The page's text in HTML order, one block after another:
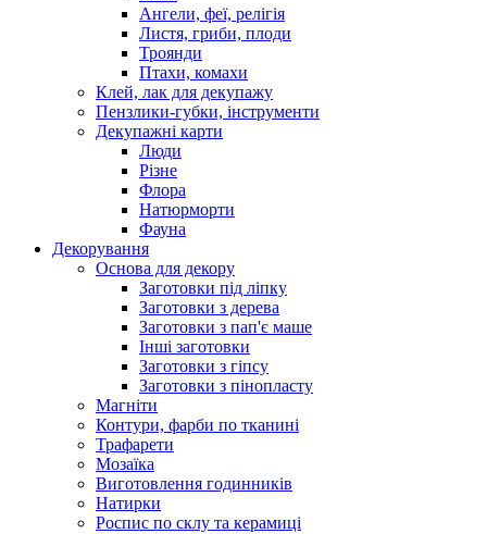
Ангели, феї, релігія
Листя, гриби, плоди
Троянди
Птахи, комахи
Клей, лак для декупажу
Пензлики-губки, інструменти
Декупажні карти
Люди
Різне
Флора
Натюрморти
Фауна
Декорування
Основа для декору
Заготовки під ліпку
Заготовки з дерева
Заготовки з пап'є маше
Інші заготовки
Заготовки з гіпсу
Заготовки з пінопласту
Магніти
Контури, фарби по тканині
Трафарети
Мозаїка
Виготовлення годинників
Натирки
Роспис по склу та керамиці